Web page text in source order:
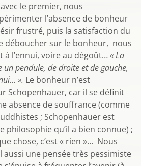
avec le premier, nous
l’absence de bonheur
frustré, puis la satisfaction du
déboucher sur le bonheur, nous
à l’ennui, voire au dégoût…« La
un pendule, de droite et de gauche,
». Le bonheur n’est
Schopenhauer, car il se définit
absence de souffrance (comme
; Schopenhauer est
philosophie qu’il a bien connue) ;
chose, c’est « rien »... Nous
aussi une pensée très pessimiste